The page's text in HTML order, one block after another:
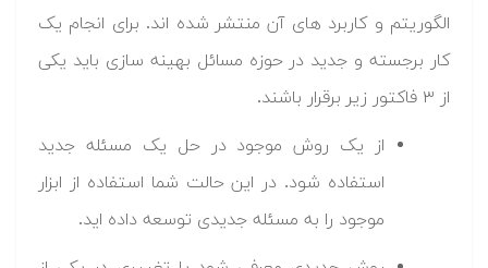
الگوریتم و کاربرد های آن منتشر شده اند. برای انجام یک
کار برجسته و جدید در حوزه مسائل بهینه سازی باید یکی
از ۳ فاکتور زیر برقرار باشند.
از یک روش موجود در حل یک مسئله جدید
استفاده شود. در این حالت شما استفاده از ابزار
موجود را به مسئله جدیدی توسعه داده اید.